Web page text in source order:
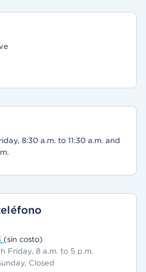
8:30 a.m. to 11:30 a.m. and
(sin costo)
Friday, 8 a.m. to 5 p.m.
Closed